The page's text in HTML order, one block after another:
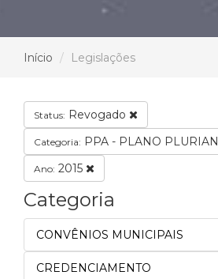
Início Legislações
Status: Revogado
Categoria: PPA - PLANO
Ano: 2015
Categoria
CONVÊNIOS MUNICIPAIS
CREDENCIAMENTO